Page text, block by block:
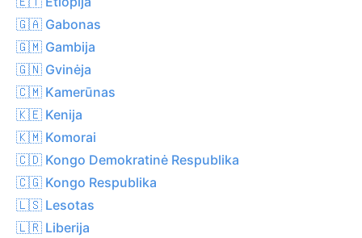
🇬🇦 Gabonas
🇬🇲 Gambija
🇬🇳 Gvinėja
🇨🇲 Kamerūnas
🇰🇪 Kenija
🇰🇲 Komorai
🇨🇩 Kongo Demokratinė Respublika
🇨🇬 Kongo Respublika
🇱🇸 Lesotas
🇱🇷 Liberija